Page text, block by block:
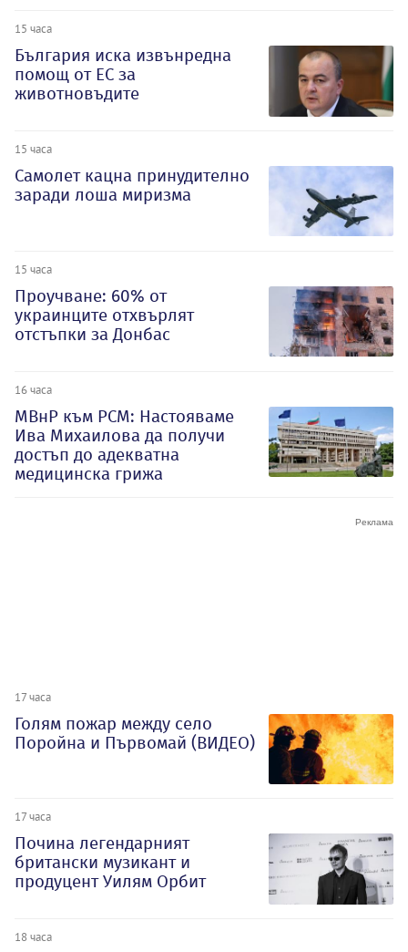
15 часа
България иска извънредна
помощ от ЕС за
животновъдите
15 часа
Самолет кацна принудително
заради лоша миризма
15 часа
Проучване: 60% от
украинците отхвърлят
отстъпки за Донбас
16 часа
МВнР към РСМ: Настояваме
Ива Михаилова да получи
достъп до адекватна
медицинска грижа
17 часа
Голям пожар между село
Поройна и Първомай (ВИДЕО)
17 часа
Почина легендарният
британски музикант и
продуцент Уилям Орбит
18 часа